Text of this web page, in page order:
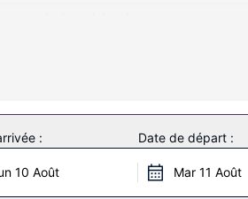
invitent au divertissement. Les
:
10 Août
Date de départ :
Mar 11 Août